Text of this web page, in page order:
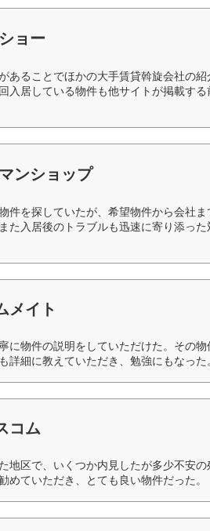
ョー
あることでほかの大手賃貸斡旋会社の
入居している物件も他サイトが掲載す
ンショップ
件を探していたが、希望物件から会社
た入居後のトラブルも迅速に寄り添っ
メイト
に物件の説明をしていただけた。その
詳細に教えていただき、勉強にもなった
コム
地区で、いくつか内見したが多少不安
めていただき、とても良い物件だった。